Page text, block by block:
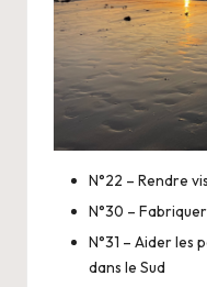
N°22 – Rendre
N°30 –
N°31 – Aider les
dans le Sud